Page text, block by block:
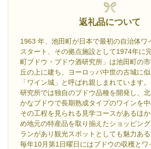
返礼品について
1963 年、池田町が日本で最初の自治体ワ
スタート、その拠点施設として1974年に
町ブドウ・ブドウ酒研究所」は池田町の
丘の上に建ち、ヨーロッパ中世の古城に
「ワイン城」と呼ばれ親しまれています。
研究所では独自のブドウ品種を開発し、
かなブドウで長期熟成タイプのワインを中
その工程を見られる見学コースがあるほ
め地元の特産品を取り揃えたショッピン
ランがあり観光スポットとしても魅力ある
毎年10月第1日曜日にはブドウの収穫とワ